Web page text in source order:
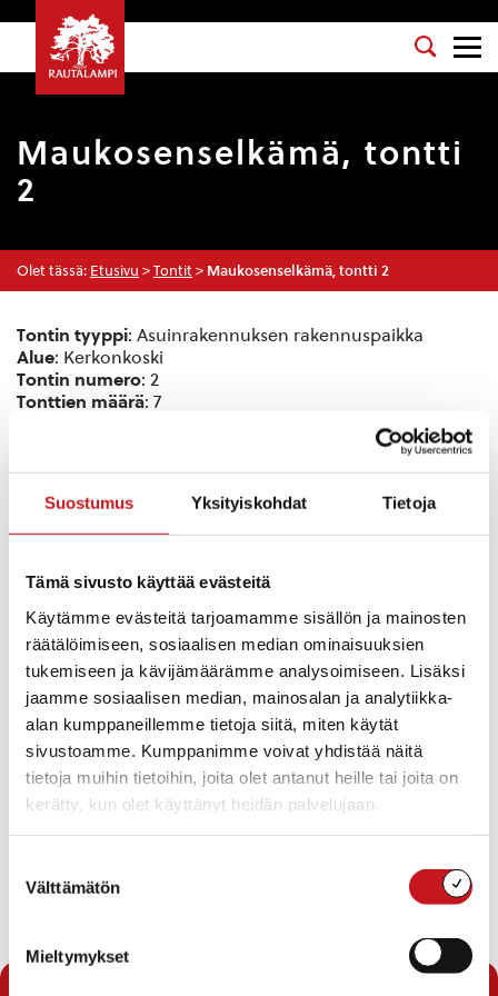
Suostumus Yksityiskohdat Tietoja
Tämä sivusto käyttää evästeitä
Käytämme evästeitä tarjoamamme sisällön ja mainosten
räätälöimiseen, sosiaalisen median ominaisuuksien
tukemiseen ja kävijämäärämme analysoimiseen. Lisäksi
jaamme sosiaalisen median, mainosalan ja analytiikka-
alan kumppaneillemme tietoja siitä, miten käytät
sivustoamme. Kumppanimme voivat yhdistää näitä
tietoja muihin tietoihin, joita olet antanut heille tai joita on
kerätty, kun olet käyttänyt heidän palvelujaan.
valinta
Välttämätön
Mieltymykset
Maukosenselkämä, tontti
2
Olet tässä: Etusivu > Tontit > Maukosenselkämä, tontti 2
Tontin tyyppi: Asuinrakennuksen rakennuspaikka
Alue: Kerkonkoski
Tontin numero: 2
Tonttien määrä: 7
: Uimarannantie, 77930 Rautalampi, Suomi
Koko: noin 2 800 m², lohkomaton
Vesi- ja viemäriliittymä saatavilla.
Lisätietoja: Rakennustarkastaja puh. 040 358 7787
Sijainti kartalla.
Näytä kartta